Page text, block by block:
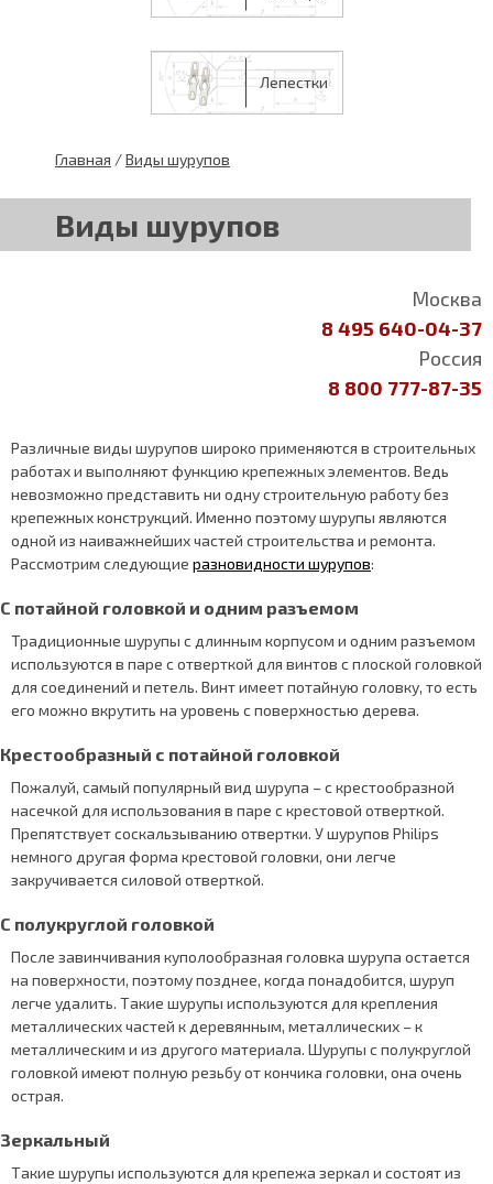
Лепестки
Главная /Виды шурупов
Виды шурупов
Москва
8 495 640-04-37
Россия
8 800 777-87-35
Различные виды шурупов широко применяются в строительных
работах и выполняют функцию крепежных элементов. Ведь
невозможно представить ни одну строительную работу без
крепежных конструкций. Именно поэтому шурупы являются
одной из наиважнейших частей строительства и ремонта.
Рассмотрим следующие разновидности шурупов:
С потайной головкой и одним разъемом
Традиционные шурупы с длинным корпусом и одним разъемом
используются в паре с отверткой для винтов с плоской головкой
для соединений и петель. Винт имеет потайную головку, то есть
его можно вкрутить на уровень с поверхностью дерева.
Крестообразный с потайной головкой
Пожалуй, самый популярный вид шурупа – с крестообразной
насечкой для использования в паре с крестовой отверткой.
Препятствует соскальзыванию отвертки. У шурупов Philips
немного другая форма крестовой головки, они легче
закручивается силовой отверткой.
С полукруглой головкой
После завинчивания куполообразная головка шурупа остается
на поверхности, поэтому позднее, когда понадобится, шуруп
легче удалить. Такие шурупы используются для крепления
металлических частей к деревянным, металлических – к
металлическим и из другого материала. Шурупы с полукруглой
головкой имеют полную резьбу от кончика головки, она очень
острая.
Зеркальный
Такие шурупы используются для крепежа зеркал и состоят из